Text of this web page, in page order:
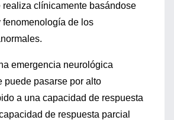
realiza clínicamente basándose
fenomenología de los
emergencia neurológica
puede pasarse por alto
a una capacidad de respuesta
de respuesta parcial